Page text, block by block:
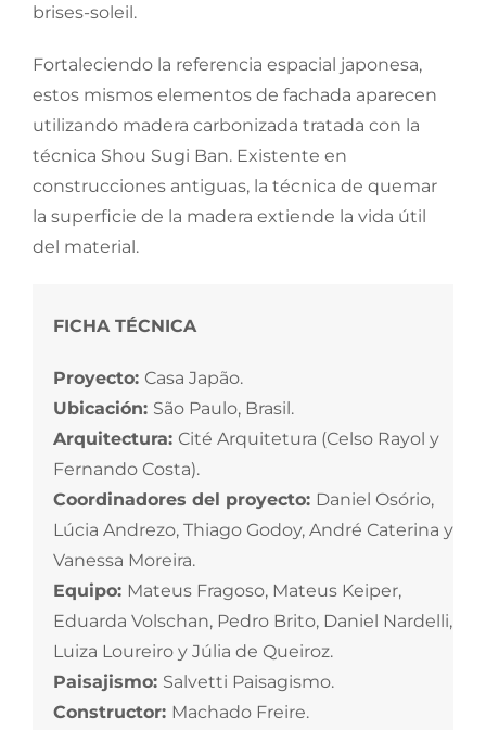
brises-soleil.
Fortaleciendo la referencia espacial japonesa,
estos mismos elementos de fachada aparecen
utilizando madera carbonizada tratada con la
técnica Shou Sugi Ban. Existente en
construcciones antiguas, la técnica de quemar
la superficie de la madera extiende la vida útil
del material.
FICHA TÉCNICA
Proyecto: Casa Japão.
Ubicación: São Paulo, Brasil.
Arquitectura: Cité Arquitetura (Celso Rayol y
Fernando Costa).
Coordinadores del proyecto: Daniel Osório,
Lúcia Andrezo, Thiago Godoy, André Caterina y
Vanessa Moreira.
Equipo: Mateus Fragoso, Mateus Keiper,
Eduarda Volschan, Pedro Brito, Daniel Nardelli,
Luiza Loureiro y Júlia de Queiroz.
Paisajismo: Salvetti Paisagismo.
Constructor: Machado Freire.